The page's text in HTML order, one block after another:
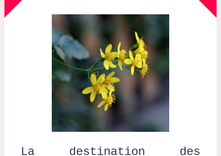
La destination des